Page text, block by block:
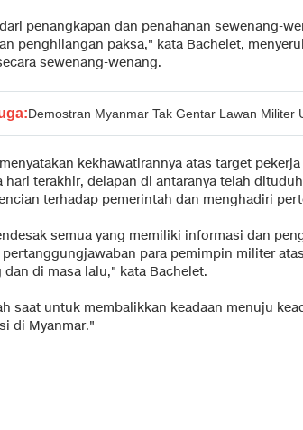
penangkapan dan penahanan sewenang-
penghilangan paksa," kata Bachelet,
sewenang-wenang.
Demostran Myanmar Tak Gentar Lawan Militer
kekhawatirannya atas target
hari terakhir, delapan di antaranya telah
terhadap pemerintah dan menghadiri
semua yang memiliki informasi dan
para pemimpin militer
dan di masa lalu," kata Bachelet.
saat untuk membalikkan keadaan menuju
di Myanmar."